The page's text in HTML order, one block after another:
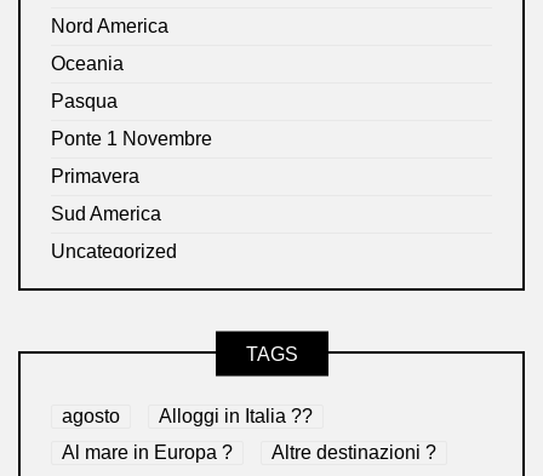
Nord America
Oceania
Pasqua
Ponte 1 Novembre
Primavera
Sud America
Uncategorized
TAGS
agosto
Alloggi in Italia ??
Al mare in Europa ?️
Altre destinazioni ?